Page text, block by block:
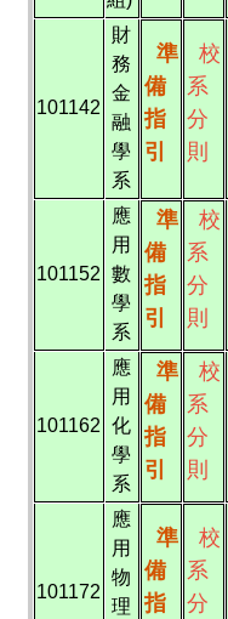
101142
財
務
金
融
學
系
準
備
指
引
校
系
分
則
101152
應
用
數
學
系
準
備
指
引
校
系
分
則
101162
應
用
化
學
系
準
備
指
引
校
系
分
則
101172
應
用
物
理
準
備
指
校
系
分